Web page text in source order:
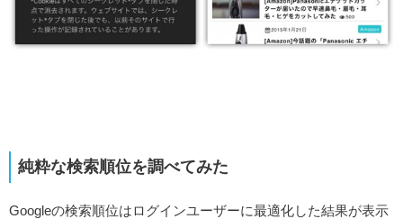
純粋な検索順位を調べてみた
Googleの検索順位はログインユーザーに最適化した結果が表示